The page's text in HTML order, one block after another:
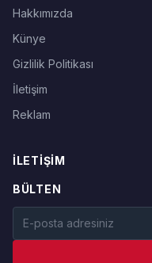
Hakkımızda
Künye
Gizlilik Politikası
İletişim
Reklam
İLETIŞIM
BÜLTEN